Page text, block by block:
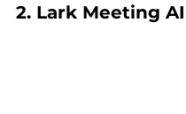
2. Lark Meeting